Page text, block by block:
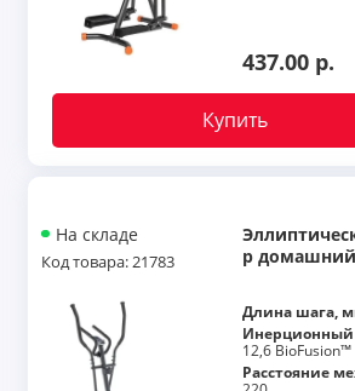
437.00 р.
Купить
На складе
Код товара: 21783
р домашний
Длина шага,
Инерционный
12,6 BioFusion™
Расстояние